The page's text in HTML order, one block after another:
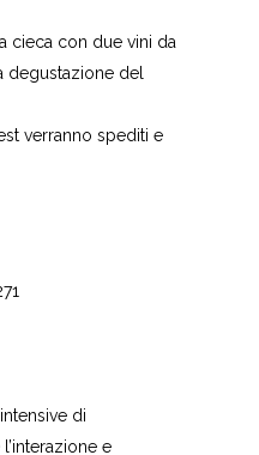
cieca con due vini da
degustazione del
verranno spediti e
di
e